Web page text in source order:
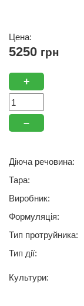
Цена:
5250 грн
+
–
Діюча речовина:
Тара:
Виробник:
Формуляція:
Тип протруйника:
Тип дії:
Культури: